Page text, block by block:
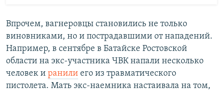
Впрочем, вагнеровцы становились не только
виновниками, но и пострадавшими от нападений.
Например, в сентябре в Батайске Ростовской
области на экс-участника ЧВК напали несколько
человек и ранили его из травматического
пистолета. Мать экс-наемника настаивала на том,